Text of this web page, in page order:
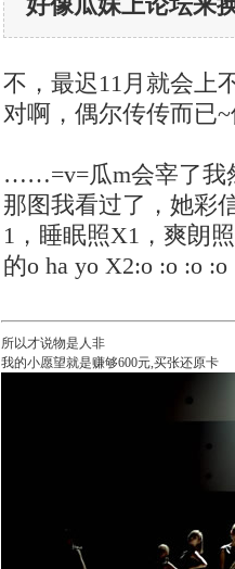
不，最迟11月就会上
对啊，偶尔传传而已
……=v=瓜m会宰了我
那图我看过了，她彩
1，睡眠照X1，爽朗
的o ha yo X2:o :o :o :o
所以才说物是人非
我的小愿望就是赚够600元,买张还原卡